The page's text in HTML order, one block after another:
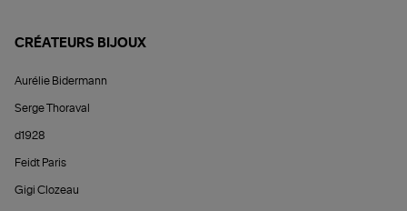
CRÉATEURS BIJOUX
Aurélie Bidermann
Serge Thoraval
d1928
Feidt Paris
Gigi Clozeau